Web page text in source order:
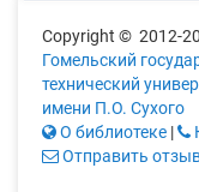
Copyright © 2012-
Гомельский
технический
имени П.О. Сухого
О библиотеке |
Отправить